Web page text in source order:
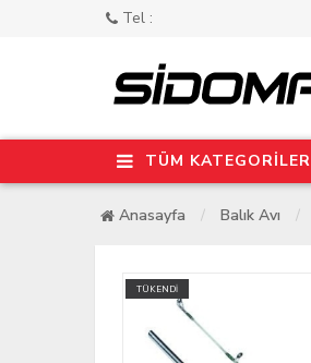
Tel :
TÜM KATEGORİLER
Anasayfa Balık Avı
TÜKENDİ